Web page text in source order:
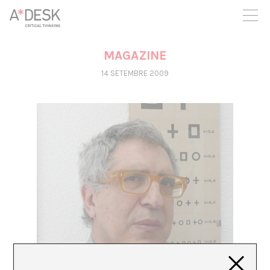
seguim necessitant-te per a poder seguir endavant. Ara pots
participar del projecte i recolzar-lo.
MAGAZINE
14 SETEMBRE 2009